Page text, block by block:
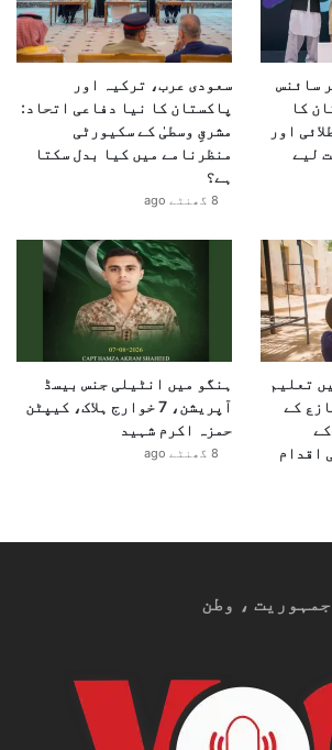
سائنس
کا
اور
لیے
سعودی عرب، ترکیہ اور
پاکستان کا نیا دفاعی اتحاد:
مشرقِ وسطیٰ کے سکیورٹی
منظرنامے میں کیا بدل سکتا
ہے؟
8 گھنٹے ago
تعلیم
کے
اقدام
ہنگو میں انٹیلی جنس بیسڈ
آپریشن، 7 خوارج ہلاک، کیپٹن
حمزہ اکرم شہید
8 گھنٹے ago
، وطن